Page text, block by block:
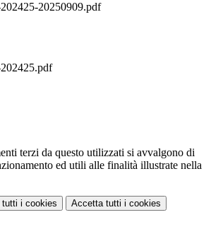
20250909.pdf
terzi da questo utilizzati si avvalgono di
ed utili alle finalità illustrate nella
tutti i cookies Accetta tutti i cookies